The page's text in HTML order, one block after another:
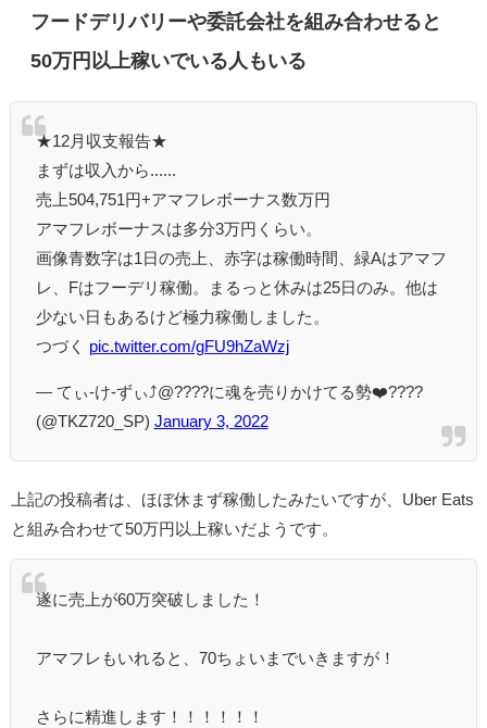
フードデリバリーや委託会社を組み合わせると
50万円以上稼いでいる人もいる
★12月収支報告★
まずは収入から......
売上504,751円+アマフレボーナス数万円
アマフレボーナスは多分3万円くらい。
画像青数字は1日の売上、赤字は稼働時間、緑Aはアマフ
レ、Fはフーデリ稼働。まるっと休みは25日のみ。他は
少ない日もあるけど極力稼働しました。
つづく pic.twitter.com/gFU9hZaWzj
— てぃ-け-ずぃ⤴︎@????️に魂を売りかけてる勢❤️‍????
(@TKZ720_SP) January 3, 2022
上記の投稿者は、ほぼ休まず稼働したみたいですが、Uber Eats
と組み合わせて50万円以上稼いだようです。
遂に売上が60万突破しました！
アマフレもいれると、70ちょいまでいきますが！
さらに精進します！！！！！！